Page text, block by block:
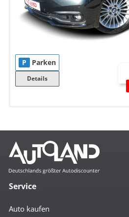
P Parken
Details
Service
Auto kaufen